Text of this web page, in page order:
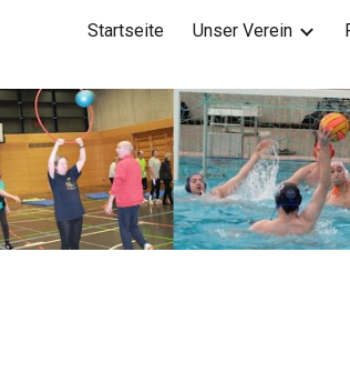
Skip to main content
Startseite Unser Verein